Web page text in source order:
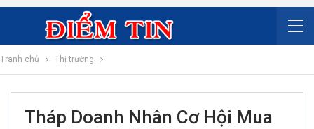
Tranh chủ Thị trường
Tháp Doanh Nhân Cơ Hội Mua